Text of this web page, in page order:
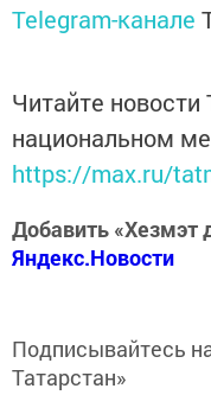
Telegram-канале
Читайте новости
национальном
https://max.ru/
Добавить «Хезмэт
Яндекс.Новости
Подписывайтесь
Татарстан»